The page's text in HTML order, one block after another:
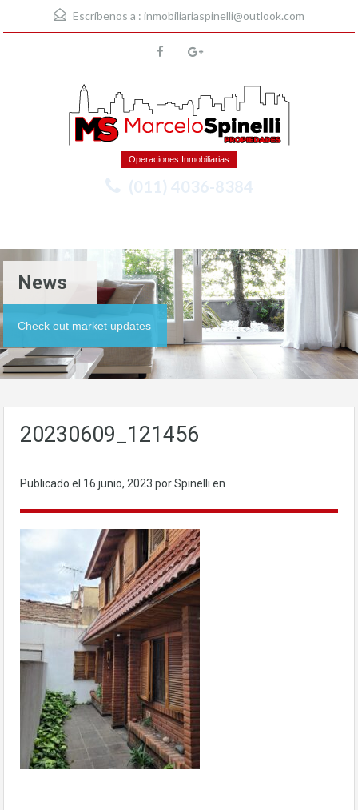
Escríbenos a : inmobiliariaspinelli@outlook.com
Operaciones Inmobiliarias
(011) 4036-8384
News
Check out market updates
20230609_121456
Publicado el 16 junio, 2023 por Spinelli en